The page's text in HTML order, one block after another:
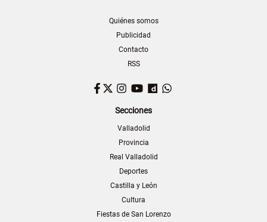
Quiénes somos
Publicidad
Contacto
RSS
Facebook
TwitterInstagram
YouTubeDailymotion
Secciones
Valladolid
Provincia
Real Valladolid
Deportes
Castilla y León
Cultura
Fiestas de San Lorenzo